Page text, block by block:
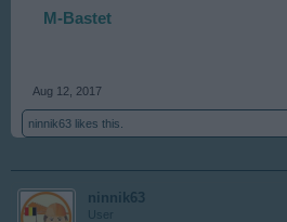
M-Bastet
Aug 12, 2017
ninnik63 likes this.
ninnik63
User